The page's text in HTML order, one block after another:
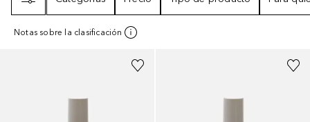
Notas sobre la clasificación